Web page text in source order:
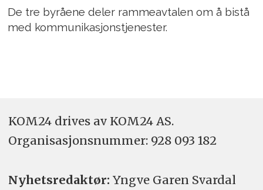
De tre byråene deler rammeavtalen om å bistå
med kommunikasjonstjenester.
KOM24 drives av KOM24 AS.
Organisasjons­nummer: 928 093 182
Nyhetsredaktør: Yngve Garen Svardal